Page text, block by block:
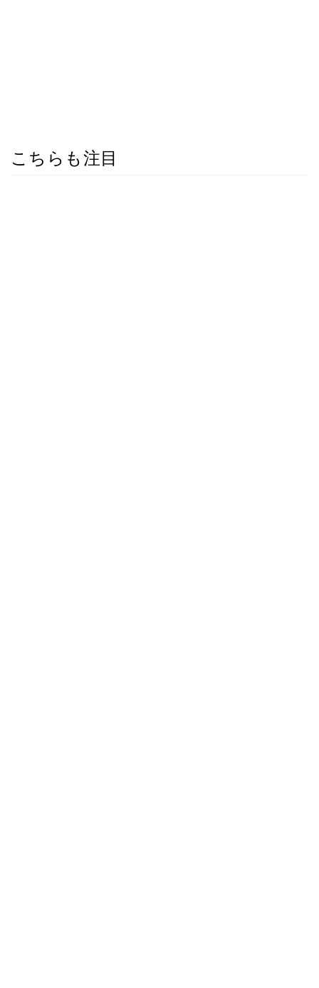
こちらも注目